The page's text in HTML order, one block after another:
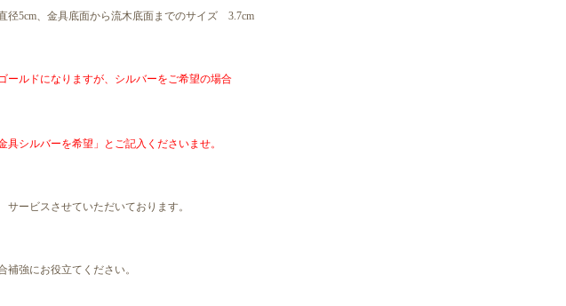
5cm、金具底面から流木底面までのサイズ 3.7cm
ールドになりますが、シルバーをご希望の場合
具シルバーを希望」とご記入くださいませ。
ービスさせていただいております。
補強にお役立てください。